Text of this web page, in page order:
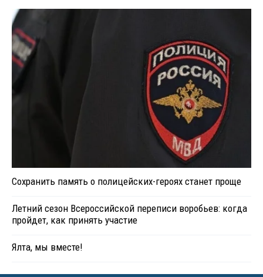
Сохранить память о полицейских-героях станет проще
Летний сезон Всероссийской переписи воробьев: когда
пройдет, как принять участие
Ялта, мы вместе!